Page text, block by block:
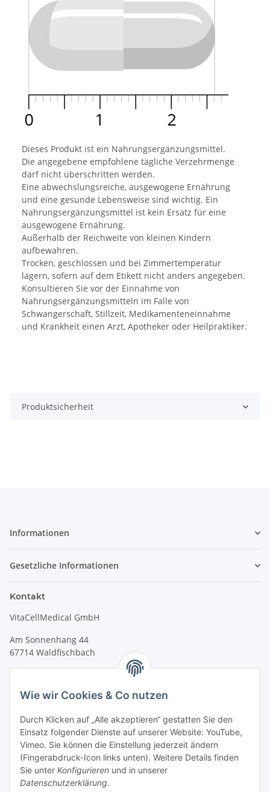
Wie wir Cookies & Co nutzen
Durch Klicken auf „Alle akzeptieren“ gestatten Sie den
Einsatz folgender Dienste auf unserer Website: YouTube,
Vimeo. Sie können die Einstellung jederzeit ändern
(Fingerabdruck-Icon links unten). Weitere Details finden
Sie unter Konfigurieren und in unserer
Datenschutzerklärung.
Dieses Produkt ist ein Nahrungsergänzungsmittel.
Die angegebene empfohlene tägliche Verzehrmenge
darf nicht überschritten werden.
Eine abwechslungsreiche, ausgewogene Ernährung
und eine gesunde Lebensweise sind wichtig. Ein
Nahrungsergänzungsmittel ist kein Ersatz für eine
ausgewogene Ernährung.
Außerhalb der Reichweite von kleinen Kindern
aufbewahren.
Trocken, geschlossen und bei Zimmertemperatur
lagern, sofern auf dem Etikett nicht anders angegeben.
Konsultieren Sie vor der Einnahme von
Nahrungsergänzungsmitteln im Falle von
Schwangerschaft, Stillzeit, Medikamenteneinnahme
und Krankheit einen Arzt, Apotheker oder Heilpraktiker.
Produktsicherheit
Informationen
Gesetzliche Informationen
Kontakt
VitaCellMedical GmbH
Am Sonnenhang 44
67714 Waldfischbach
info@vitacellmedical.com
Erreichbarkeit
Mo – Fr 08:00 Uhr – 17:00 Uhr
Außerhalb dieser Zeit unterinfo@vitacellmedical.com